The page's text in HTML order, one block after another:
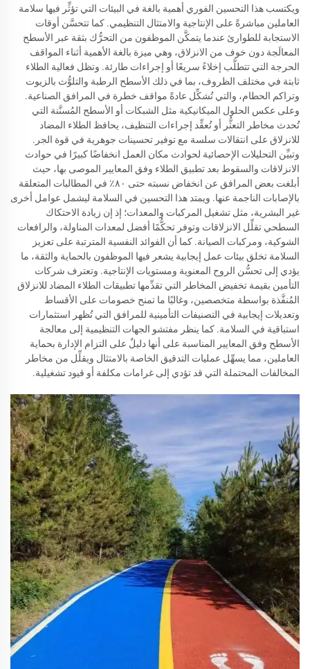
ويكتسب هذا التحسين الفوري أهمية بالغة في البيئات التي تؤثِّر فيها سلامة
العاملين مباشرةً على الإنتاجية والامتثال التنظيمي. كما تتحسَّن أوقات
الاستجابة للطوارئ عندما يتمكَّن الموظفون من التحرُّك بثقة عبر الأسطح
المعالَجة دون خوف من الانزلاق، وهي ميزة بالغة الأهمية أثناء المواقف
الحرجة التي تتطلَّب إخلاءً سريعًا أو إجراءات طارئة. وتظل فعالية الطلاء
ثابتة في مختلف الظروف، بما في ذلك الأسطح الرطبة والتلوُّث بالزيوت
وتراكم الحطام، والتي تُشكِّل عادةً مواقف خطرة في المرافق الصناعية.
وعلى عكس الحلول الميكانيكية مثل الشبكات أو الأسطح المُسنَّنة التي
تُحدث مخاطر التعثُّر أو تُعقِّد إجراءات التنظيف، يحافظ الطلاء المضاد
للانزلاق على انتقالات سلسة مع توفير تحسينات جوهرية في قوة الجر.
وتبيِّن التحليلات الإحصائية لحوادث مكان العمل انخفاضًا كبيرًا في حوادث
الانزلاقات والسقوط بعد تطبيق الطلاء وفق المعايير الموصى بها، حيث
أبلغت بعض المرافق عن انخفاض نسبته حتى ٨٠٪ في المطالبات المتعلقة
بالإصابات الناجمة عنها. ويمتد هذا التحسين في السلامة ليشمل عوامل أخرى
غير البشرية، مثل تشغيل المركبات والمعدات؛ إذ إن زيادة الاحتكاك
السطحي تقلِّل الانزلاقات وتوفر تحكُّمًا أفضل لمعدات المناولة، والرافعات
الشوكية، ومركبات الصيانة. كما أن الفوائد النفسية المترتبة على تعزيز
السلامة تخلق بيئات عمل إيجابية يشعر فيها الموظفون بالحماية والثقة، ما
يؤدي إلى تحسُّن الروح المعنوية ومستويات الإنتاجية. وتعترف شركات
التأمين بقيمة تخفيض المخاطر التي تقدِّمها تطبيقات الطلاء المضاد للانزلاق
المُنفَّذة بواسطة متخصصين، وغالبًا ما تمنح خصومات على الأقساط
وتعديلات إيجابية في التصنيفات التأمينية للمرافق التي تُظهر استثمارات
استباقية في السلامة. كما ينظر مفتشو الجهات التنظيمية إلى معالجة
الأسطح وفق المعايير المناسبة على أنها دليلٌ على التزام الإدارة بحماية
العاملين، مما يسهِّل عمليات التدقيق الخاصة بالامتثال ويقلِّل من مخاطر
المخالفات المحتملة التي قد تؤدي إلى غرامات مكلفة أو قيود تشغيلية.